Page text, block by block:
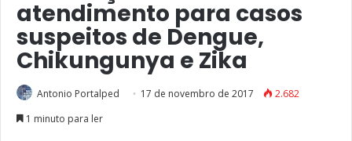
atendimento para casos
suspeitos de Dengue,
Chikungunya e Zika
Antonio Portalped 17 de novembro de 2017
2.682
1 minuto para ler